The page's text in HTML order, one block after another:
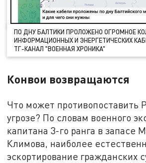
ПО ДНУ БАЛТИКИ ПРОЛОЖЕНО ОГРОМНОЕ
ИНФОРМАЦИОННЫХ И ЭНЕРГЕТИЧЕСКИХ
ТГ-КАНАЛ "ВОЕННАЯ ХРОНИКА"
Конвои возвращаются
Что может противопоставить
угрозе? По словам военного
капитана 3-го ранга в запасе
Климова, наиболее
эскортирование гражданских